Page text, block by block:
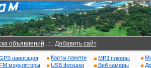
объявлений .:::. Добавить сайт
навигация
модуляторы
Карты памяти
USB флэшки
MP3 плееры
Веб камеры